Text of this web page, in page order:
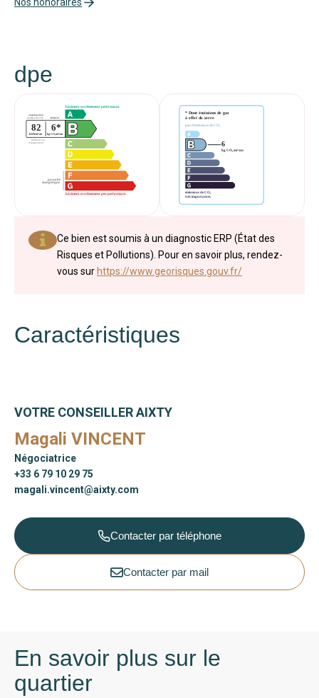
dpe
Ce bien est soumis à un diagnostic ERP (État des
Risques et Pollutions). Pour en savoir plus, rendez-
vous sur https://www.georisques.gouv.fr/
Caractéristiques
VOTRE CONSEILLER AIXTY
Magali VINCENT
Négociatrice
+33 6 79 10 29 75
magali.vincent@aixty.com
Contacter par téléphone
Contacter par mail
En savoir plus sur le
quartier